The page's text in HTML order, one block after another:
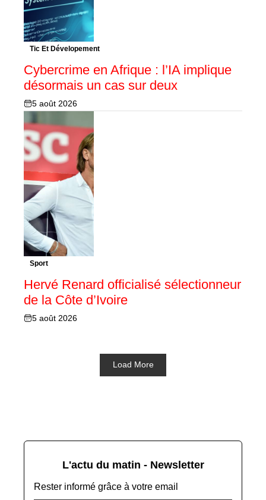
Tic Et Dévelopement
Cybercrime en Afrique : l’IA implique
désormais un cas sur deux
5 août 2026
Sport
Hervé Renard officialisé sélectionneur
de la Côte d’Ivoire
5 août 2026
Load More
L'actu du matin - Newsletter
Rester informé grâce à votre email